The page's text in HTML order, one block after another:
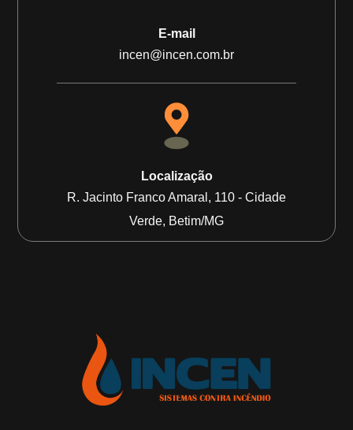
E-mail
incen@incen.com.br
Localização
R. Jacinto Franco Amaral, 110 - Cidade
Verde, Betim/MG